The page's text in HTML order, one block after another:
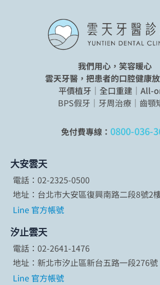
大安雲天
電話：02-2325-0500
地址：台北市大安區復興南路二段8號2
Line 官方帳號
汐止雲天
電話：02-2641-1476
地址：新北市汐止區新台五路一段276號
Line 官方帳號
我們用心，笑容暖心
雲天牙醫，把患者的口腔健康
平價植牙｜全口重建｜All-
BPS假牙｜牙周治療｜齒顎
免付費專線： 0800-036-